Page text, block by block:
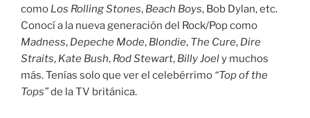
como Los Rolling Stones, Beach Boys, Bob Dylan, etc.
Conocí a la nueva generación del Rock/Pop como
Madness, Depeche Mode, Blondie, The Cure, Dire
Straits, Kate Bush, Rod Stewart, Billy Joely muchos
más. Tenías solo que ver el celebérrimo “Top of the
Tops”de la TV británica.